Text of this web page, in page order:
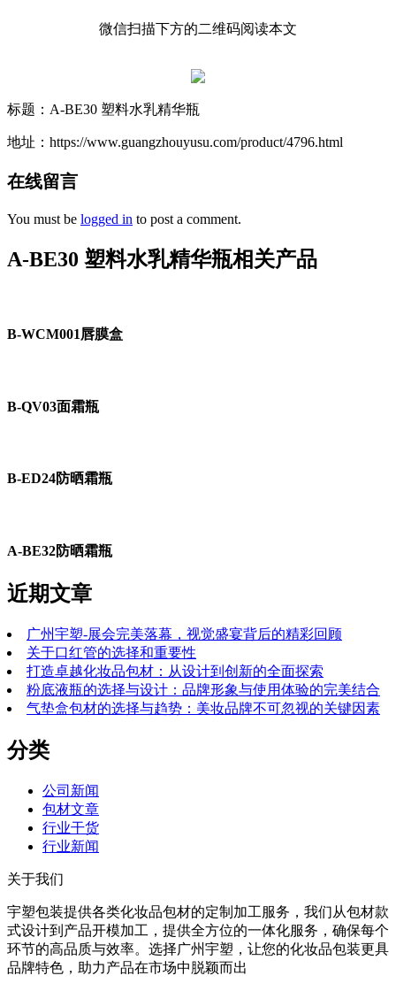
微信扫描下方的二维码阅读本文
标题：A-BE30 塑料水乳精华瓶
地址：https://www.guangzhouyusu.com/product/4796.html
在线留言
You must be logged in to post a comment.
A-BE30 塑料水乳精华瓶相关产品
B-WCM001唇膜盒
B-QV03面霜瓶
B-ED24防晒霜瓶
A-BE32防晒霜瓶
近期文章
广州宇塑-展会完美落幕，视觉盛宴背后的精彩回顾
关于口红管的选择和重要性
打造卓越化妆品包材：从设计到创新的全面探索
粉底液瓶的选择与设计：品牌形象与使用体验的完美结合
气垫盒包材的选择与趋势：美妆品牌不可忽视的关键因素
分类
公司新闻
包材文章
行业干货
行业新闻
关于我们
宇塑包装提供各类化妆品包材的定制加工服务，我们从包材款
式设计到产品开模加工，提供全方位的一体化服务，确保每个
环节的高品质与效率。选择广州宇塑，让您的化妆品包装更具
品牌特色，助力产品在市场中脱颖而出